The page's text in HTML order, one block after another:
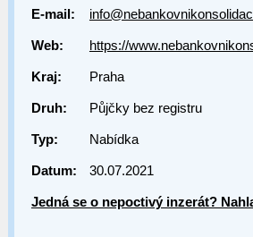
E-mail:
Web: https://
Kraj: Praha
Druh: Půjčky bez registru
Typ: Nabídka
Datum: 30.07.2021
Jedná se o nepoctivý inzerát?